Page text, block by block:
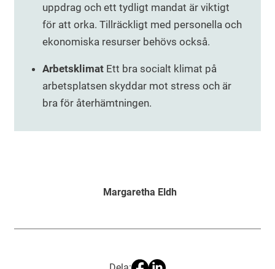
uppdrag och ett tydligt mandat är viktigt
för att orka. Tillräckligt med personella och
ekonomiska resurser behövs också.
Arbetsklimat Ett bra socialt klimat på
arbetsplatsen skyddar mot stress och är
bra för återhämtningen.
Margaretha Eldh